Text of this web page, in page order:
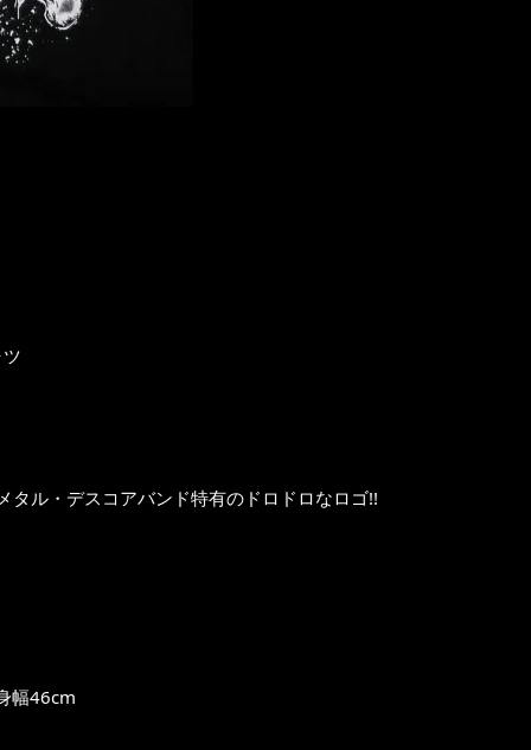
ル・デスコアバンド特有のドロドロなロゴ!!
幅46cm